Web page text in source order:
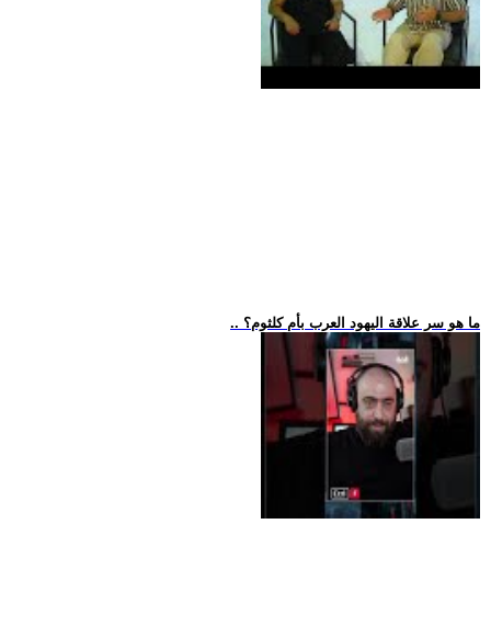
.. ما هو سر علاقة اليهود العرب بأم كلثوم؟